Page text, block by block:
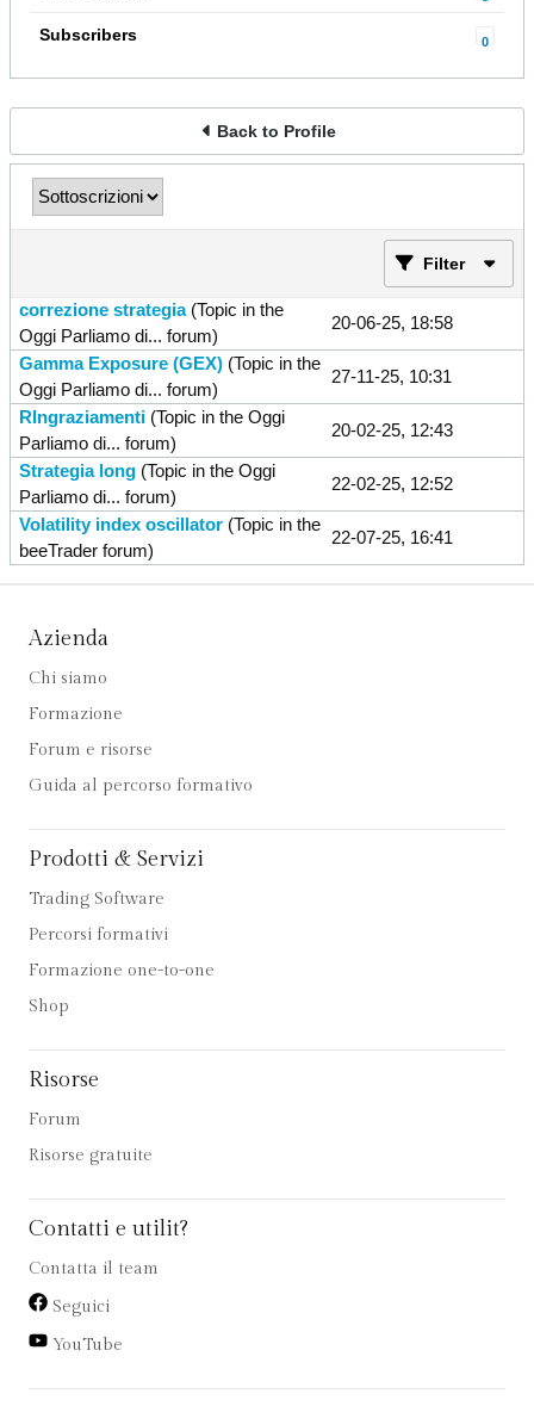
Subscribers 0
Back to Profile
Filter
correzione strategia (Topic in the
Oggi Parliamo di... forum)
20-06-25, 18:58
Gamma Exposure (GEX) (Topic in the
Oggi Parliamo di... forum)
27-11-25, 10:31
RIngraziamenti (Topic in the Oggi
Parliamo di... forum)
20-02-25, 12:43
Strategia long (Topic in the Oggi
Parliamo di... forum)
22-02-25, 12:52
Volatility index oscillator (Topic in the
beeTrader forum)
22-07-25, 16:41
Azienda
Chi siamo
Formazione
Forum e risorse
Guida al percorso formativo
Prodotti & Servizi
Trading Software
Percorsi formativi
Formazione one-to-one
Shop
Risorse
Forum
Risorse gratuite
Contatti e utilit?
Contatta il team
Seguici
YouTube